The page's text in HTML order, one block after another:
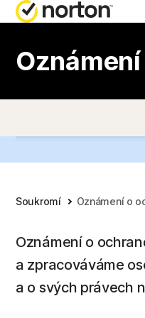
Soukromí Oznámení o
Oznámení o
a zpracováváme
a o svých právech